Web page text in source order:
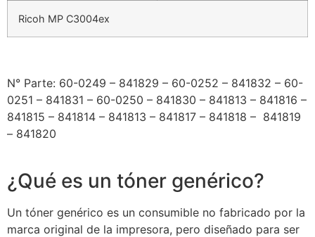
Ricoh MP C3004ex
N° Parte: 60-0249 – 841829 – 60-0252 – 841832 – 60-
0251 – 841831 – 60-0250 – 841830 – 841813 – 841816 –
841815 – 841814 – 841813 – 841817 – 841818 – 841819
– 841820
¿Qué es un tóner genérico?
Un tóner genérico es un consumible no fabricado por la
marca original de la impresora, pero diseñado para ser